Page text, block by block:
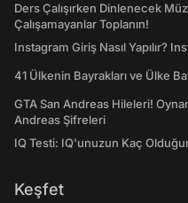
Ders Çalışırken Dinlenecek
Çalışamayanlar Toplanın!
Instagram Giriş Nasıl Yapılır?
41 Ülkenin Bayrakları ve Ülke
GTA San Andreas Hileleri!
Andreas Şifreleri
IQ Testi: IQ'unuzun Kaç
Keşfet